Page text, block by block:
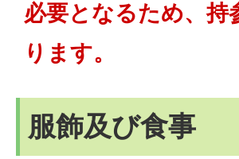
必要となるため、
ります。
服飾及び食事